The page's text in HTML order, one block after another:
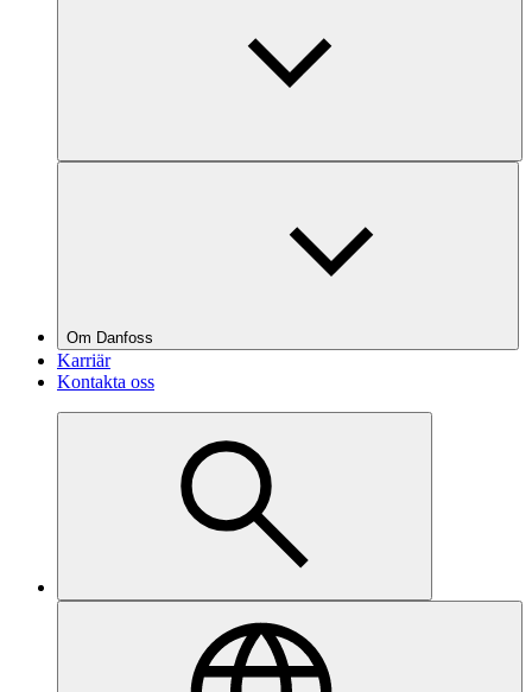
Om Danfoss
Karriär
Kontakta oss